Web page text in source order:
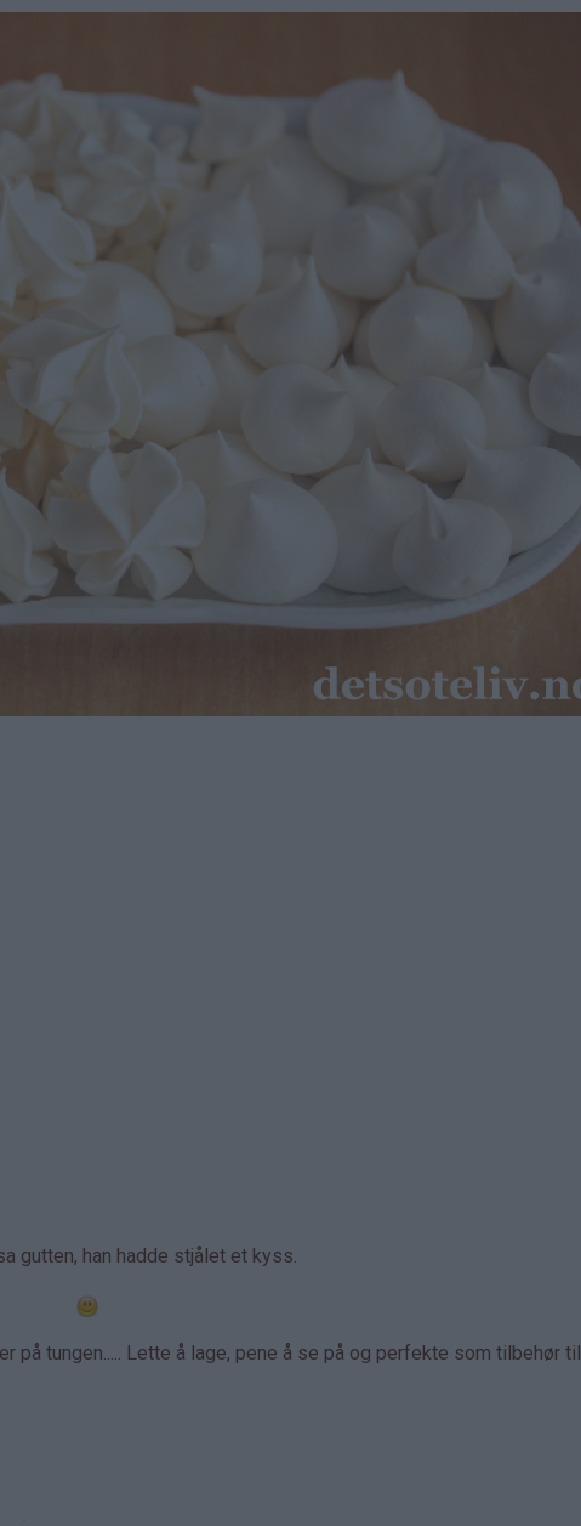
gutten, han hadde stjålet et kyss.
på tungen..... Lette å lage, pene å se på og perfekte som tilbehør til